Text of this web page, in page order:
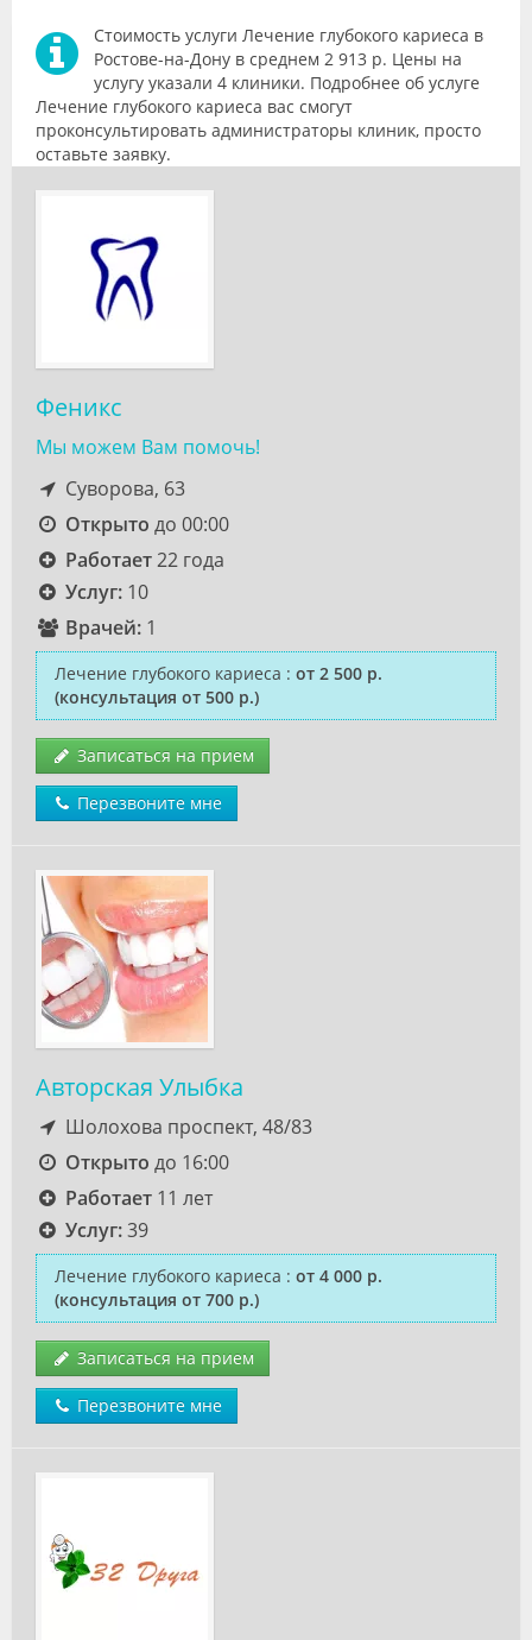
Стоимость услуги Лечение глубокого кариеса в
Ростове-на-Дону в среднем 2 913 р. Цены на
услугу указали 4 клиники. Подробнее об услуге
Лечение глубокого кариеса вас смогут
проконсультировать администраторы клиник, просто
оставьте заявку.
Феникс
Мы можем Вам помочь!
Суворова, 63
Открыто до 00:00
Работает22 года
Услуг:10
Врачей:1
Лечение глубокого кариеса : от 2 500 р.
(консультация от 500 р.)
Записаться на прием
Перезвоните мне
Авторская Улыбка
Шолохова проспект, 48/83
Открыто до 16:00
Работает11 лет
Услуг:39
Лечение глубокого кариеса : от 4 000 р.
(консультация от 700 р.)
Записаться на прием
Перезвоните мне